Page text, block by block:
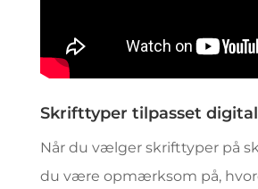
Skrifttyper tilpasset
Når du vælger skrifttyper på
du være opmærksom på,